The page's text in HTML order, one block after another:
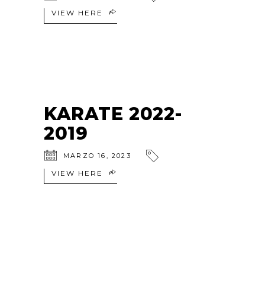
VIEW HERE
KARATE 2022-
2019
MARZO 16, 2023
VIEW HERE